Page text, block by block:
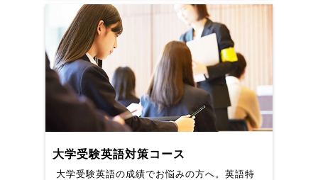
大学受験英語対策コース
大学受験英語の成績でお悩みの方へ。英語特